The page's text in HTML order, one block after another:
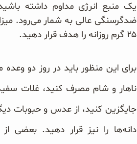
یک منبع انرژی مداوم داشته
۲۵ گرم روزانه را هدف قرار دهید.
برای این منظور باید در روز دو
ناهار و شام مصرف کنید، غلات
جایگزین کنید، از عدس و حبوبات